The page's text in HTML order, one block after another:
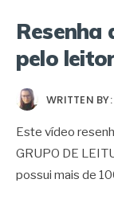
Resenha
pelo
WRITTEN BY:
Este vídeo
GRUPO DE
possui mais de